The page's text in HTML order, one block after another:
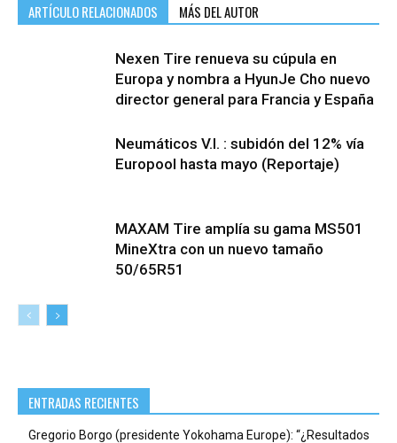
ARTÍCULO RELACIONADOS MÁS DEL AUTOR
Nexen Tire renueva su cúpula en
Europa y nombra a HyunJe Cho nuevo
director general para Francia y España
Neumáticos V.I. : subidón del 12% vía
Europool hasta mayo (Reportaje)
MAXAM Tire amplía su gama MS501
MineXtra con un nuevo tamaño
50/65R51
ENTRADAS RECIENTES
Gregorio Borgo (presidente Yokohama Europe): “¿Resultados